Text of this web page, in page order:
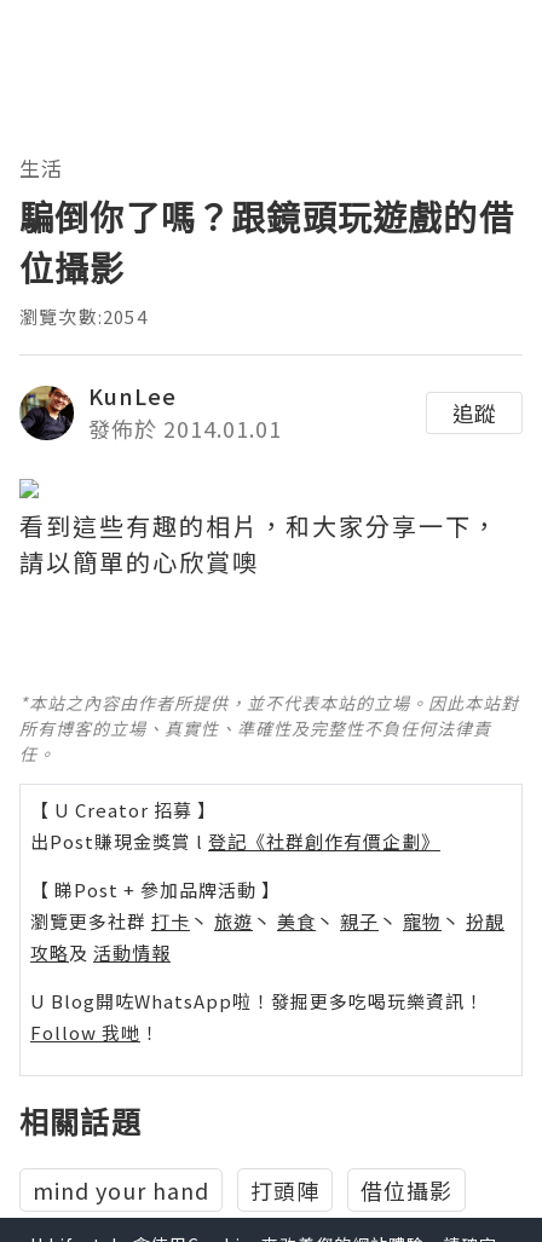
生活
騙倒你了嗎？跟鏡頭玩遊戲的借
位攝影
瀏覽次數:2054
KunLee
發佈於 2014.01.01
追蹤
看到這些有趣的相片，和大家分享一下，
請以簡單的心欣賞噢
*本站之內容由作者所提供，並不代表本站的立場。因此本站對
所有博客的立場、真實性、準確性及完整性不負任何法律責
任。
【 U Creator 招募 】
出Post賺現金獎賞 l 登記《社群創作有價企劃》
【 睇Post + 參加品牌活動 】
瀏覽更多社群 打卡 丶 旅遊 丶 美食 丶 親子 丶 寵物 丶 扮靚
攻略及 活動情報
U Blog開咗WhatsApp啦！發掘更多吃喝玩樂資訊！
Follow 我哋 ！
相關話題
mind your hand 打頭陣
借位攝影